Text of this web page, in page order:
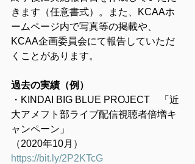
きます（任意書式）。また、KCAAホ
ームページ内で写真等の掲載や、
KCAA企画委員会にて報告していただ
くことがあります。
過去の実績（例）
・KINDAI BIG BLUE PROJECT　「近
大アメフト部ライブ配信視聴者倍増キ
ャンペーン」
（2020年10月）
https://bit.ly/2P2KTcG